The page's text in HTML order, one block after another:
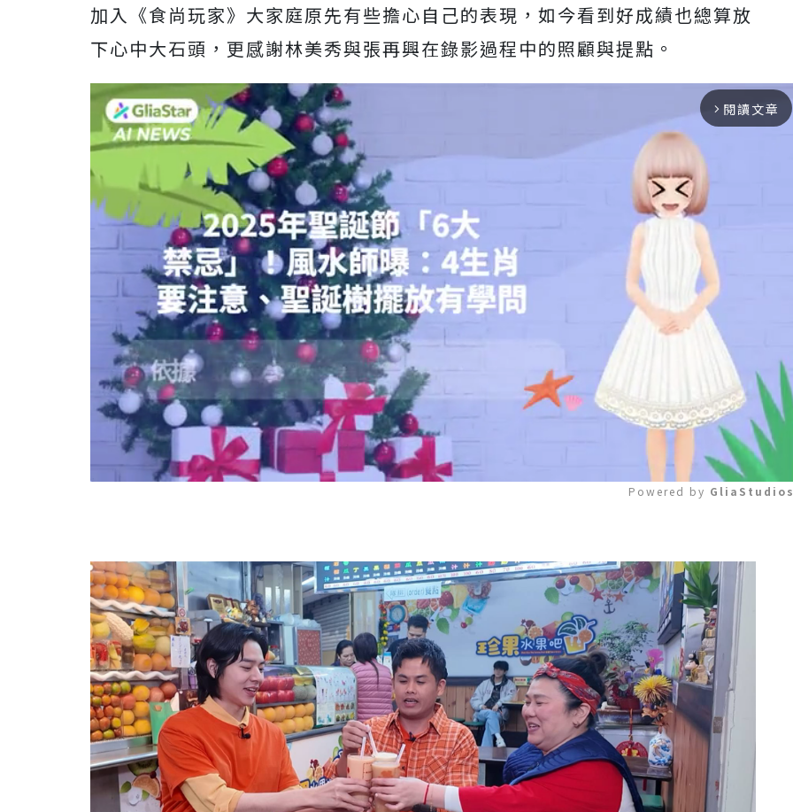
加入《食尚玩家》大家庭原先有些擔心自己的表現， 如今看到好成績也總算放
下心中大石頭， 更感謝林美秀與張再興在錄影過程中的照顧與提點。
arrow_forward_ios 閱讀文章
Powered by